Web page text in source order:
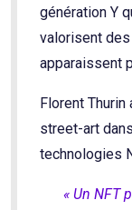
génération Y
valorisent des
apparaissent
Florent Thurin
street-art
technologies
« Un NFT